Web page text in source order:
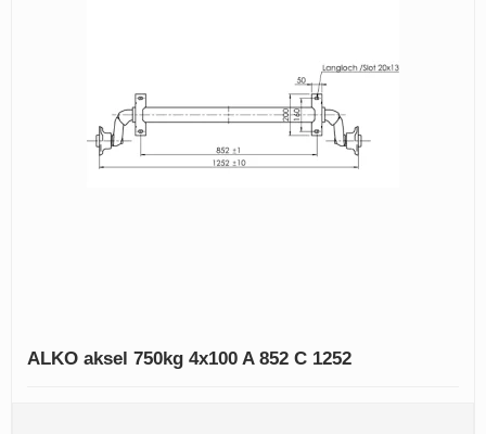
ALKO aksel 750kg 4x100 A 852 C 1252